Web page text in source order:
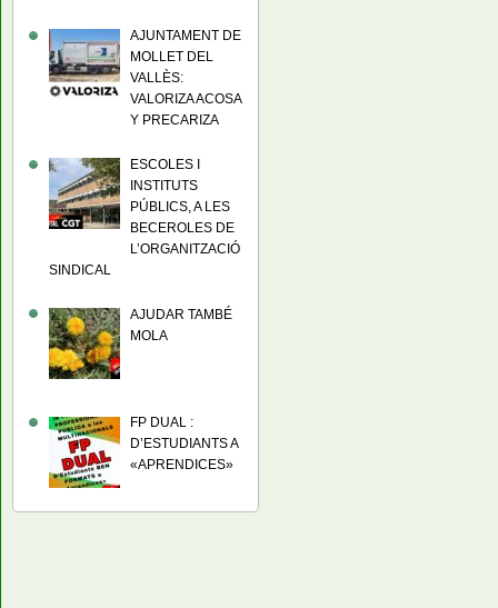
AJUNTAMENT DE
MOLLET DEL
VALLÈS:
VALORIZA ACOSA
Y PRECARIZA
ESCOLES I
INSTITUTS
PÚBLICS, A LES
BECEROLES DE
L’ORGANITZACIÓ
SINDICAL
AJUDAR TAMBÉ
MOLA
FP DUAL :
D’ESTUDIANTS A
«APRENDICES»